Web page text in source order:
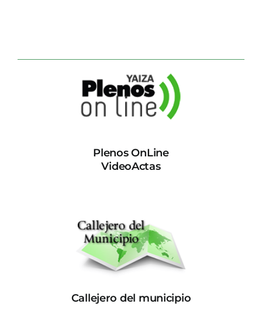
Plenos OnLine
VideoActas
Callejero del municipio